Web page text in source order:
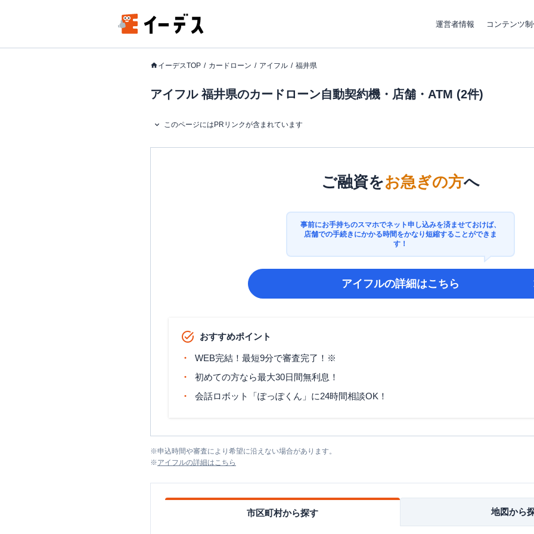
運営者情報 コンテンツ
イーデスTOP カードローン アイフル 福井県
アイフル 福井県のカードローン自動契約機・店舗・ATM (2件)
このページにはPRリンクが含まれています
ご融資をお急ぎの方へ
事前にお手持ちのスマホでネット申し込みを済ませておけば、
店舗での手続きにかかる時間をかなり短縮することができま
す！
アイフルの詳細はこちら
おすすめポイント
WEB完結！最短9分で審査完了！※
初めての方なら最大30日間無利息！
会話ロボット「ぽっぽくん」に24時間相談OK！
※申込時間や審査により希望に沿えない場合があります。
※アイフルの詳細はこちら
市区町村から探す 地図から